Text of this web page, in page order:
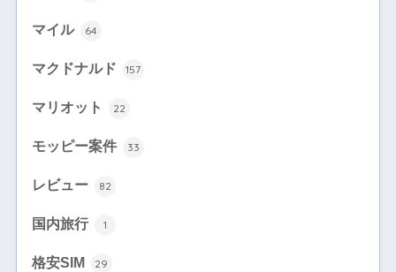
マイル 64
マクドナルド 157
マリオット 22
モッピー案件 33
レビュー 82
国内旅行 1
格安SIM 29